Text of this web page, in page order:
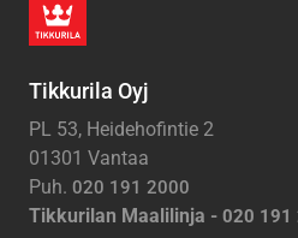
Tikkurila Oyj
PL 53, Heidehofintie 2
01301 Vantaa
Puh. 020 191 2000
Tikkurilan Maalilinja - 020 191